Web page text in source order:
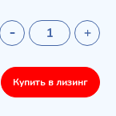
Купить в лизинг